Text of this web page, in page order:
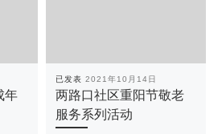
年
已发表 2021年10月14日
两路口社区重阳节敬老
服务系列活动